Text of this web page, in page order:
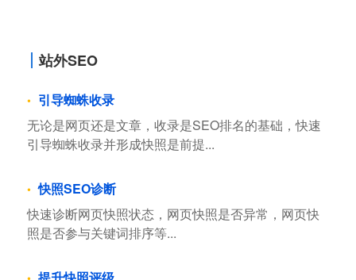
站外SEO
引导蜘蛛收录
无论是网页还是文章，收录是SEO排名的基础，快速
引导蜘蛛收录并形成快照是前提...
快照SEO诊断
快速诊断网页快照状态，网页快照是否异常，网页快
照是否参与关键词排序等...